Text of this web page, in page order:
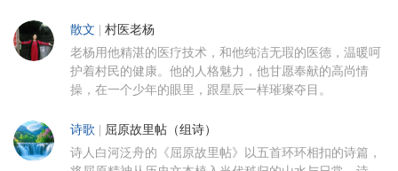
散文 村医老杨
老杨用他精湛的医疗技术，和他纯洁无瑕的医德，温暖呵
护着村民的健康。他的人格魅力，他甘愿奉献的高尚情
操，在一个少年的眼里，跟星辰一样璀璨夺目。
诗歌 屈原故里帖（组诗）
诗人白河泛舟的《屈原故里帖》以五首环环相扣的诗篇，